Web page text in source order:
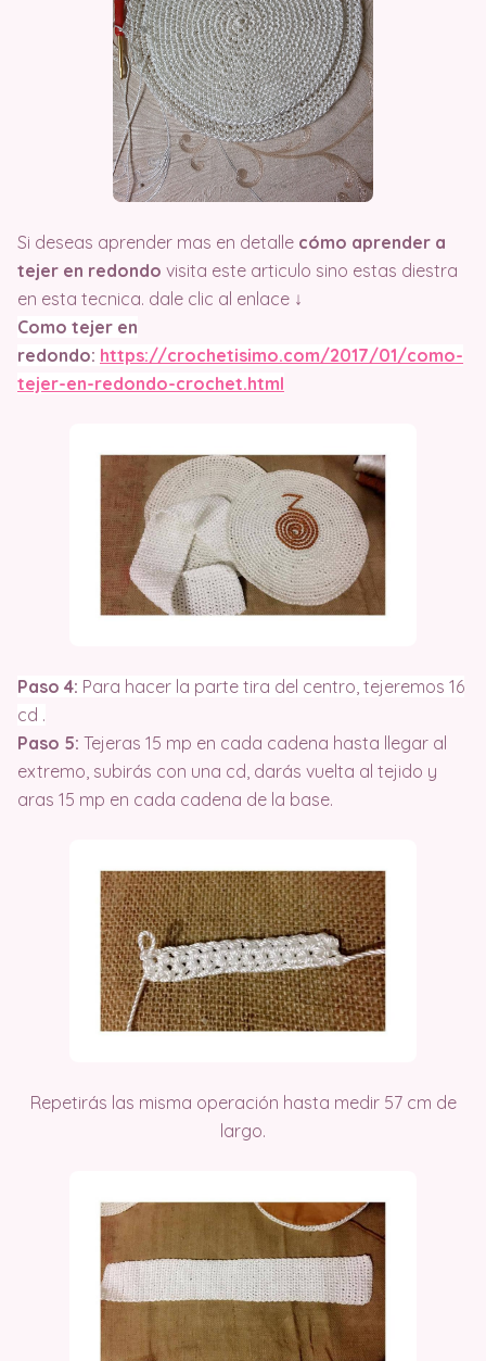
Si deseas aprender mas en detalle cómo aprender a
tejer en redondo visita este articulo sino estas diestra
en esta tecnica. dale clic al enlace ↓
Como tejer en
redondo: https://crochetisimo.com/2017/01/como-
tejer-en-redondo-crochet.html
Paso 4: Para hacer la parte tira del centro, tejeremos 16
cd .
Paso 5: Tejeras 15 mp en cada cadena hasta llegar al
extremo, subirás con una cd, darás vuelta al tejido y
aras 15 mp en cada cadena de la base.
Repetirás las misma operación hasta medir 57 cm de
largo.